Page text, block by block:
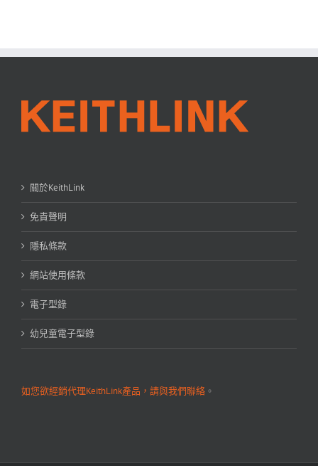
關於KeithLink
免責聲明
隱私條款
網站使用條款
電子型錄
幼兒童電子型錄
如您欲經銷代理KeithLink產品，請與我們聯絡 。